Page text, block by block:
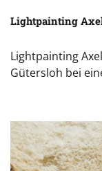
Lightpainting Axel
Lightpainting
Gütersloh bei